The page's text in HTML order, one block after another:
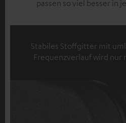
passen so viel besser in
Stabiles Stoffgitter mit
Frequenzverlauf wird nur